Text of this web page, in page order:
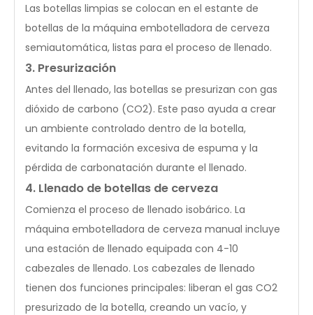
Las botellas limpias se colocan en el estante de
botellas de la máquina embotelladora de cerveza
semiautomática, listas para el proceso de llenado.
3. Presurización
Antes del llenado, las botellas se presurizan con gas
dióxido de carbono (CO2). Este paso ayuda a crear
un ambiente controlado dentro de la botella,
evitando la formación excesiva de espuma y la
pérdida de carbonatación durante el llenado.
4. Llenado de botellas de cerveza
Comienza el proceso de llenado isobárico. La
máquina embotelladora de cerveza manual incluye
una estación de llenado equipada con 4-10
cabezales de llenado. Los cabezales de llenado
tienen dos funciones principales: liberan el gas CO2
presurizado de la botella, creando un vacío, y